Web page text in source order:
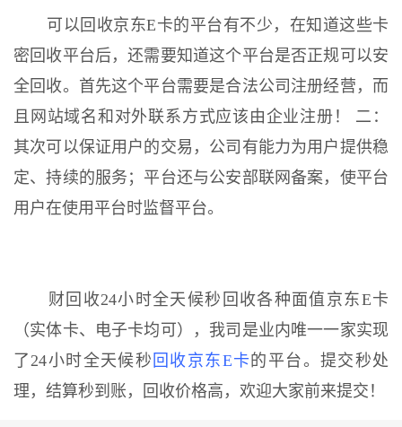
可以回收京东E卡的平台有不少，在知道这些卡
密回收平台后，还需要知道这个平台是否正规可以安
全回收。首先这个平台需要是合法公司注册经营，而
且网站域名和对外联系方式应该由企业注册！ 二：
其次可以保证用户的交易，公司有能力为用户提供稳
定、持续的服务；平台还与公安部联网备案，使平台
用户在使用平台时监督平台。
财回收24小时全天候秒回收各种面值京东E卡
（实体卡、电子卡均可），我司是业内唯一一家实现
了24小时全天候秒 回收京东E卡 的平台。提交秒处
理，结算秒到账，回收价格高，欢迎大家前来提交！